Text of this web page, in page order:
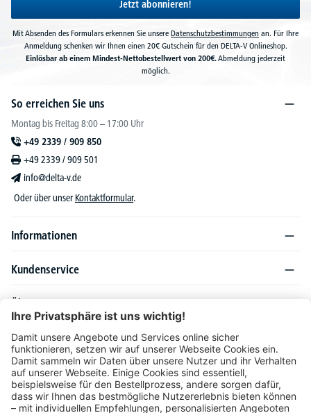
Jetzt abonnieren!
Mit Absenden des Formulars erkennen Sie unsere Datenschutzbestimmungen an. Für Ihre
Anmeldung schenken wir Ihnen einen 20€ Gutschein für den DELTA-V Onlineshop.
Einlösbar ab einem Mindest-Nettobestellwert von 200€.Abmeldung jederzeit
möglich.
So erreichen Sie uns
Montag bis Freitag 8:00 – 17:00 Uhr
+49 2339 / 909 850
+49 2339 / 909 501
info@delta-v.de
Oder über unser Kontaktformular.
Informationen
Kundenservice
Über DELTA-V
Produktsortiment
Ratgeber